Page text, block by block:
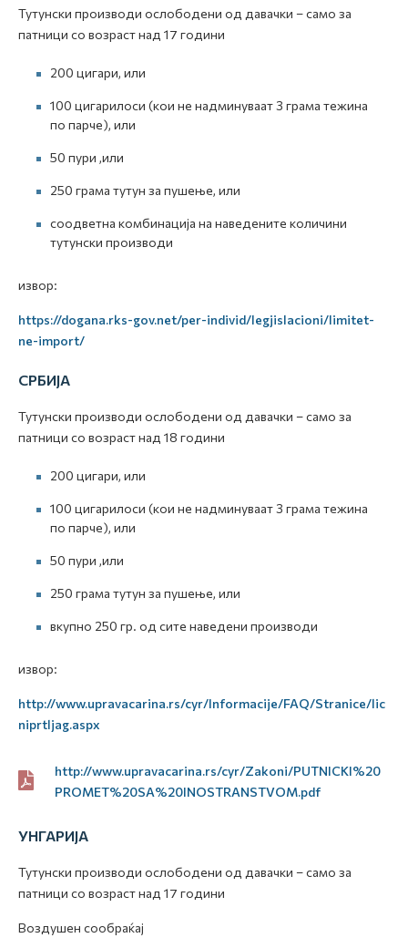
Тутунски производи ослободени од давачки – само за
патници со возраст над 17 години
200 цигари, или
100 цигарилоси (кои не надминуваат 3 грама тежина
по парче), или
50 пури ,или
250 грама тутун за пушење, или
соодветна комбинација на наведените количини
тутунски производи
извор:
https://dogana.rks-gov.net/per-individ/legjislacioni/limitet-
ne-import/
СРБИЈА
Тутунски производи ослободени од давачки – само за
патници со возраст над 18 години
200 цигари, или
100 цигарилоси (кои не надминуваат 3 грама тежина
по парче), или
50 пури ,или
250 грама тутун за пушење, или
вкупно 250 гр. од сите наведени производи
извор:
http://www.upravacarina.rs/cyr/Informacije/FAQ/Stranice/lic
niprtljag.aspx
http://www.upravacarina.rs/cyr/Zakoni/PUTNICKI%20
PROMET%20SA%20INOSTRANSTVOM.pdf
УНГАРИЈА
Тутунски производи ослободени од давачки – само за
патници со возраст над 17 години
Воздушен сообраќај